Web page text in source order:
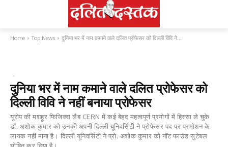
Home Top News दुनिया भर में नाम कमाने वाले दलित प्रोफेसर को दिल्ली विवि ने...
दुनिया भर में नाम कमाने वाले दलित प्रोफेसर को
दिल्ली विवि ने नहीं बनाया प्रोफेसर
यूरोप की मशहूर फिजिक्स लैब CERN में कई बेहद महत्वपूर्ण प्रयोगों में हिस्सा ले चुके
डॉ. अशोक कुमार को उनकी अपनी दिल्ली यूनिवर्सिटी ने प्रोफेसर पद पर प्रमोशन के
लायक नहीं माना है। दिल्ली यूनिवर्सिटी ने प्रो. अशोक कुमार को नॉट फाउंड सुटेबल